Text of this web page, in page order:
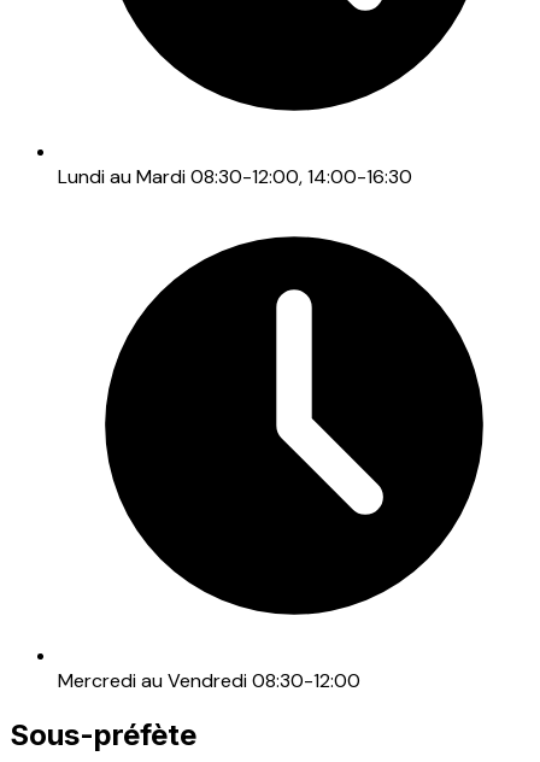
Lundi au Mardi 08:30-12:00, 14:00-16:30
Mercredi au Vendredi 08:30-12:00
Sous-préfète